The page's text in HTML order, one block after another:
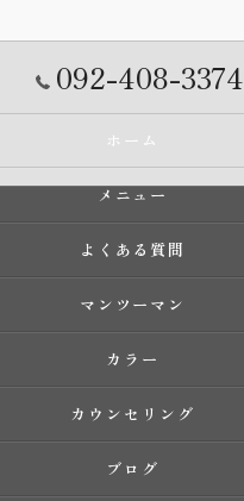
092-408-3374
ホーム
メニュー
よくある質問
マンツーマン
カラー
カウンセリング
ブログ